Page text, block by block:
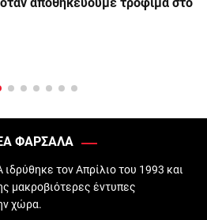
ΦΑΡΣΑΛΑ
τον Απρίλιο του 1993 και
μακροβιότερες έντυπες
χώρα.